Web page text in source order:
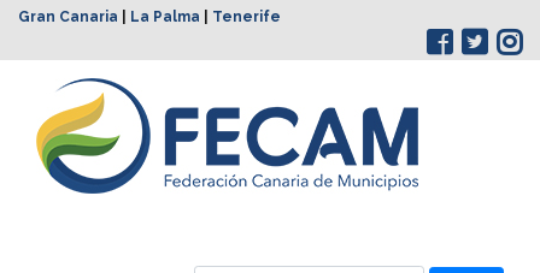
Gran Canaria La Palma Tenerife